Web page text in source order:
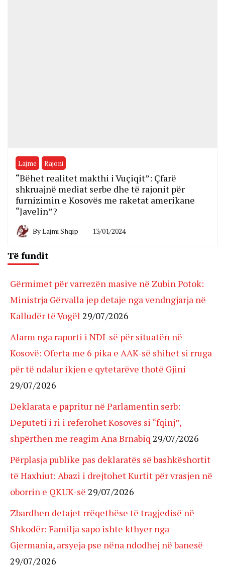
Lajme Rajoni
“Bëhet realitet makthi i Vuçiqit”: Çfarë
shkruajnë mediat serbe dhe të rajonit për
furnizimin e Kosovës me raketat amerikane
“Javelin”?
ByLajmi Shqip 13/01/2024
Të fundit
Gërmimet për varrezën masive në Zubin Potok:
Ministrja Gërvalla jep detaje nga vendngjarja në
Kalludër të Vogël 29/07/2026
Alarm nga raporti i NDI-së për situatën në
Kosovë: Oferta me 6 pika e AAK-së shihet si rruga
për të ndalur ikjen e qytetarëve thotë Gjini
29/07/2026
Deklarata e papritur në Parlamentin serb:
Deputeti i ri i referohet Kosovës si “fqinj”,
shpërthen me reagim Ana Brnabiq 29/07/2026
Përplasja publike pas deklaratës së bashkëshortit
të Haxhiut: Abazi i drejtohet Kurtit për vrasjen në
oborrin e QKUK-së 29/07/2026
Zbardhen detajet rrëqethëse të tragjedisë në
Shkodër: Familja sapo ishte kthyer nga
Gjermania, arsyeja pse nëna ndodhej në banesë
29/07/2026